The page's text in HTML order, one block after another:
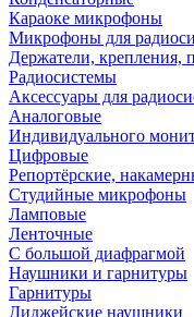
Караоке микрофоны
Микрофоны для
Держатели, крепления,
Радиосистемы
Аксессуары для
Аналоговые
Индивидуального
Цифровые
Репортёрские,
Студийные микрофоны
Ламповые
Ленточные
С большой диафрагмой
Наушники и гарнитуры
Гарнитуры
Диджейские наушники